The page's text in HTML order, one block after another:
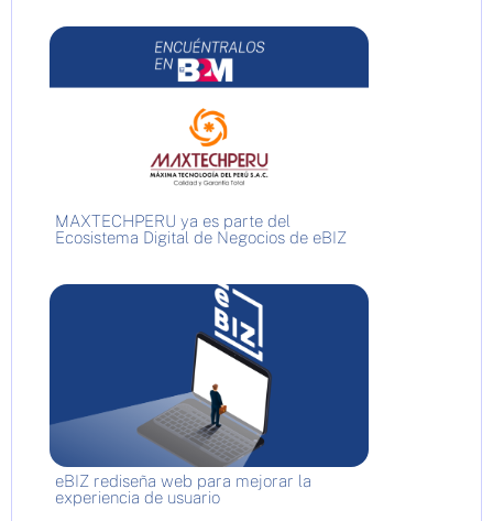
MAXTECHPERU ya es parte del
Ecosistema Digital de Negocios de eBIZ
eBIZ rediseña web para mejorar la
experiencia de usuario